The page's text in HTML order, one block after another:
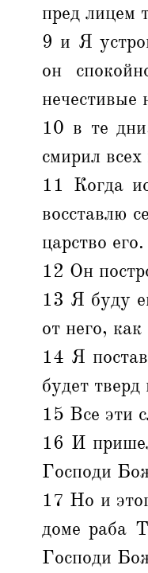
пред лицем
9 и Я
он
нечестивые
10 в те
смирил
11 Когда
восставлю
царство его.
12 Он
13 Я буду
от него,
14 Я
будет тверд
15 Все эти
16 И
Господи
17 Но и
доме раба
Господи